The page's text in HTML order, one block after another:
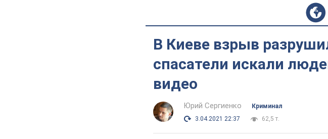
В Киеве взрыв
спасатели искали
видео
Юрий Сергиенко
Криминал
3.04.2021 22:37
62,5 т.